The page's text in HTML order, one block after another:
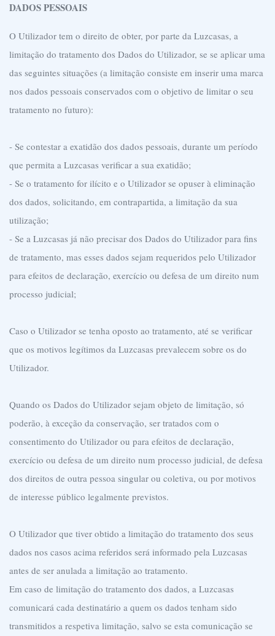
DADOS PESSOAIS
O Utilizador tem o direito de obter, por parte da Luzcasas, a
limitação do tratamento dos Dados do Utilizador, se se aplicar uma
das seguintes situações (a limitação consiste em inserir uma marca
nos dados pessoais conservados com o objetivo de limitar o seu
tratamento no futuro):
- Se contestar a exatidão dos dados pessoais, durante um período
que permita a Luzcasas verificar a sua exatidão;
- Se o tratamento for ilícito e o Utilizador se opuser à eliminação
dos dados, solicitando, em contrapartida, a limitação da sua
utilização;
- Se a Luzcasas já não precisar dos Dados do Utilizador para fins
de tratamento, mas esses dados sejam requeridos pelo Utilizador
para efeitos de declaração, exercício ou defesa de um direito num
processo judicial;
Caso o Utilizador se tenha oposto ao tratamento, até se verificar
que os motivos legítimos da Luzcasas prevalecem sobre os do
Utilizador.
Quando os Dados do Utilizador sejam objeto de limitação, só
poderão, à exceção da conservação, ser tratados com o
consentimento do Utilizador ou para efeitos de declaração,
exercício ou defesa de um direito num processo judicial, de defesa
dos direitos de outra pessoa singular ou coletiva, ou por motivos
de interesse público legalmente previstos.
O Utilizador que tiver obtido a limitação do tratamento dos seus
dados nos casos acima referidos será informado pela Luzcasas
antes de ser anulada a limitação ao tratamento.
Em caso de limitação do tratamento dos dados, a Luzcasas
comunicará cada destinatário a quem os dados tenham sido
transmitidos a respetiva limitação, salvo se esta comunicação se